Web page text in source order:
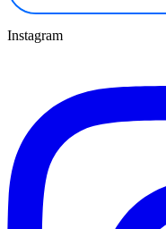
Instagram